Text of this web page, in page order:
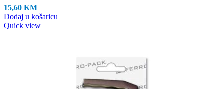
15,60 KM
Dodaj u košaricu
Quick view